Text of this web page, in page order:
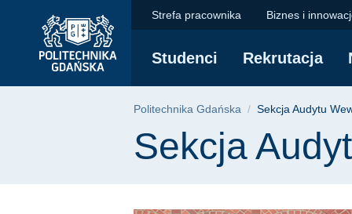
głównego
wyszukiwarki
Sekcja Audytu
Strefa pracownika Biznes i
Studenci Rekrutacja
Ścieżka
Politechnika Gdańska Sekcja Audytu
Treść strony
Sekcja